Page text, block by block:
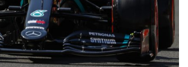
za 13:00 - 15:00
STATEN 2026 23 - 25 okt